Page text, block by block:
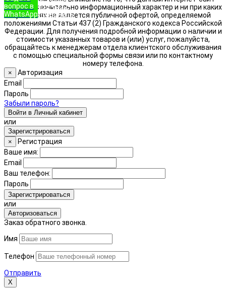
носит исключительно информационный характер и ни при каких
условиях не является публичной офертой, определяемой
положениями Статьи 437 (2) Гражданского кодекса Российской
Федерации. Для получения подробной информации о наличии и
стоимости указанных товаров и (или) услуг, пожалуйста,
обращайтесь к менеджерам отдела клиентского обслуживания
с помощью специальной формы связи или по контактному
номеру телефона.
вопрос в
WhatsApp
888-8322
Позвонить
×
Авторизация
Email
Пароль
Забыли пароль?
Войти в Личный кабинет
или
Зарегистрироваться
×
Регистрация
Ваше имя:
Email
Ваш телефон:
Пароль
Зарегистрироваться
или
Авторизоваться
Заказ обратного звонка.
Имя
Телефон
Отправить
Х